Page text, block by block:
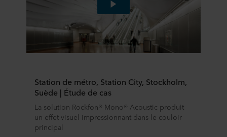
Station de métro, Station City, Stockholm,
Suède | Étude de cas
La solution Rockfon® Mono® Acoustic produit
un effet visuel impressionnant dans le couloir
principal